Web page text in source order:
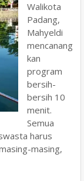
Walikota
Padang,
Mahyeldi
mencanang
kan
program
bersih-
bersih 10
menit.
Semua
harus
masing,